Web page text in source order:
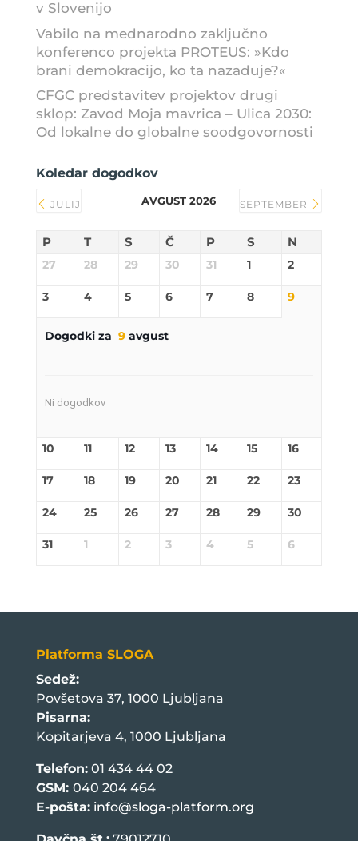
v Slovenijo
Vabilo na mednarodno zaključno
konferenco projekta PROTEUS: »Kdo
brani demokracijo, ko ta nazaduje?«
CFGC predstavitev projektov drugi
sklop: Zavod Moja mavrica – Ulica 2030:
Od lokalne do globalne soodgovornosti
Koledar dogodkov
JULIJ AVGUST 2026 SEPTEMBER
P T S Č P S N
27 28 29 30 31 1 2
3 4 5 6 7 8 9
Dogodki za 9avgust
Ni dogodkov
10 11 12 13 14 15 16
17 18 19 20 21 22 23
24 25 26 27 28 29 30
31 1 2 3 4 5 6
Platforma SLOGA
Sedež:
Povšetova 37, 1000 Ljubljana
Pisarna:
Kopitarjeva 4, 1000 Ljubljana
Telefon:01 434 44 02
GSM: 040 204 464
E-pošta: info@sloga-platform.org